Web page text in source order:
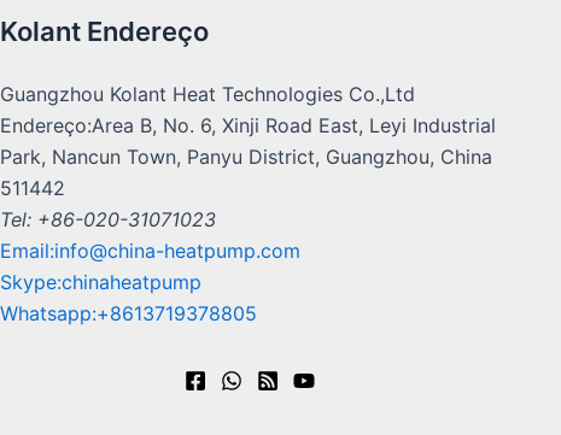
profissio
nal de
bomba
multifun
cional,
secador,
refrigera
dor
com
bom
de
calor
Kola
sor
DC
GEO
Bom
ba
de
calor
R32
Bomb
a de
para
piscin
as
Exporta
Kolant Endereço
Guangzhou Kolant Heat Technologies Co.,Ltd
Endereço:Area B, No. 6, Xinji Road East, Leyi Industrial
Park, Nancun Town, Panyu District, Guangzhou, China
511442
Tel: +86-020-31071023
Email:info@china-heatpump.com
Skype:chinaheatpump
Whatsapp:+8613719378805